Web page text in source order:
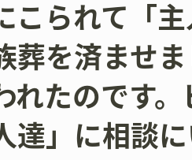
こられて「
葬を済ませ
たのです。
」に相談に